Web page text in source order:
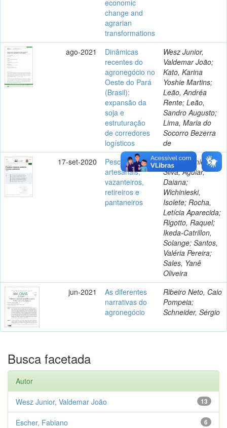
economic
change and
agrarian
transformations
ago-2021
Dinâmicas
recentes do
agronegócio no
Oeste do Pará
(Brasil):
expansão da
soja e
estruturação
de corredores
logísticos
Wesz Junior,
Valdemar João;
Kato, Karina
Yoshie Martins;
Leão, Andréa
Rente; Leão,
Sandro Augusto;
Lima, Maria do
Socorro Bezerra
de
17-set-2020
Pescadores
artesanais,
vazanteiros,
retireiros e
pantaneiros
Egger, Daniela da
Silva; Aguiar,
Daiana;
Wichinieski,
Isolete; Rocha,
Letícia Aparecida;
Rigotto, Raquel;
Ikeda-Catrillon,
Solange; Santos,
Valéria Pereira;
Sales, Yanê
Oliveira
jun-2021
As diferentes
narrativas do
agronegócio
Ribeiro Neto, Caio
Pompeia;
Schneider, Sérgio
Busca facetada
Autor
13
Wesz Junior, Valdemar João
6
Escher, Fabiano